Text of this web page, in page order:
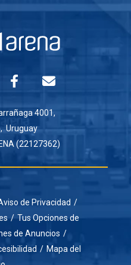
4001,
Uruguay
(22127362)
de Privacidad /
/ Tus Opciones de
de Anuncios /
/ Mapa del